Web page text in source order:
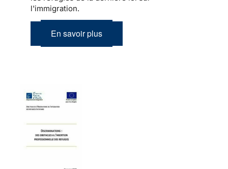
l'immigration.
En savoir plus